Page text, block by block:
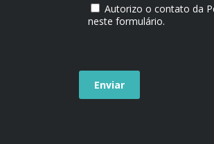
Autorizo o contato da
neste formulário.